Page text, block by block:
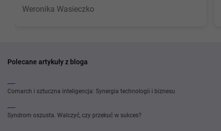
Weronika Wasieczko
Polecane artykuły z bloga
Comarch i sztuczna inteligencja: Synergia technologii i biznesu
Syndrom oszusta. Walczyć, czy przekuć w sukces?